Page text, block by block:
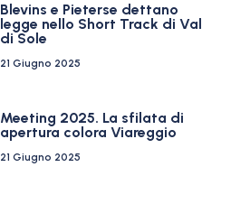
Blevins e Pieterse dettano
legge nello Short Track di Val
di Sole
21 Giugno 2025
Meeting 2025. La sfilata di
apertura colora Viareggio
21 Giugno 2025